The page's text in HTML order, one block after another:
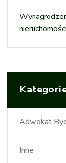
nieruchomości
Adwokat
Inne